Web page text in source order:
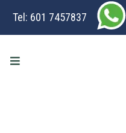
Tel: 601 7457837